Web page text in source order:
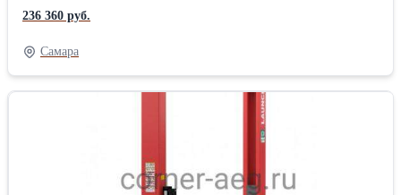
защиту тросов и шлангов в трапе синхронизации - снизу -
металлической короб, исключающий контакт троса и
гидравлических шлангов и штуцеров с полом и защищающий
их от грязи и влаги. Двухстоечные подъемники Launch
сертифицированы по европейским стандартам CE, таким
образом фактическая грузоподъемность даже базовых моделей в
3.5 тонны превосходит аналоги других китайских
производителей, имеющих маркировку 4 тонны (не
Назначение: Для автосервиса Тип: Электрогидравлические
Количество стоек: Двухстоечные Грузоподъемность: 4 тонны
236 360 руб.
Самара